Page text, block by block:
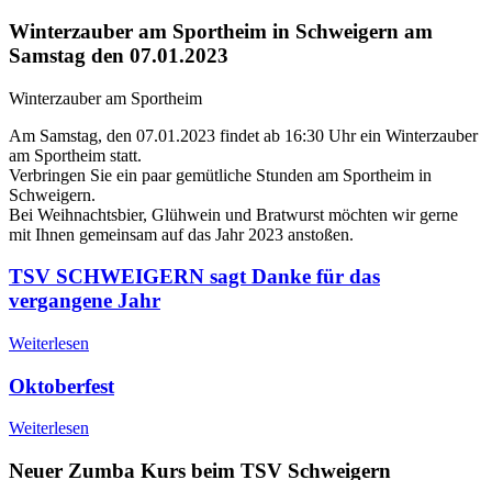
Winterzauber am Sportheim in Schweigern am
Samstag den 07.01.2023
Winterzauber am Sportheim
Am Samstag, den 07.01.2023 findet ab 16:30 Uhr ein Winterzauber
am Sportheim statt.
Verbringen Sie ein paar gemütliche Stunden am Sportheim in
Schweigern.
Bei Weihnachtsbier, Glühwein und Bratwurst möchten wir gerne
mit Ihnen gemeinsam auf das Jahr 2023 anstoßen.
TSV SCHWEIGERN sagt Danke für das
vergangene Jahr
Weiterlesen
Oktoberfest
Weiterlesen
Neuer Zumba Kurs beim TSV Schweigern